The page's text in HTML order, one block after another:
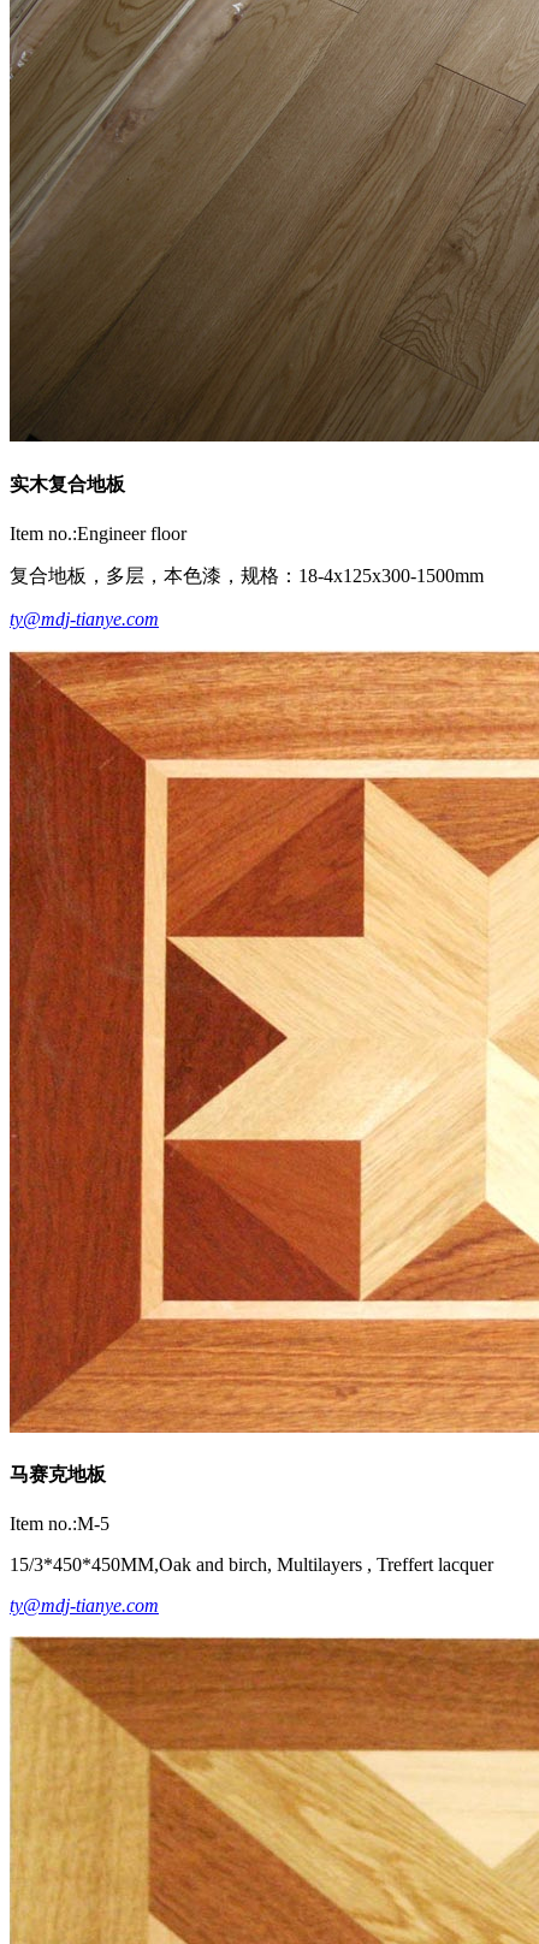
实木复合地板
Item no.:Engineer floor
复合地板，多层，本色漆，规格：18-4x125x300-1500mm
ty@mdj-tianye.com
马赛克地板
Item no.:M-5
15/3*450*450MM,Oak and birch, Multilayers , Treffert lacquer
ty@mdj-tianye.com